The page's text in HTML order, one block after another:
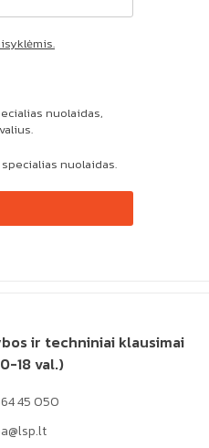
nuolaidas,
nuolaidas.
ir techniniai klausimai
18 val.)
45 050